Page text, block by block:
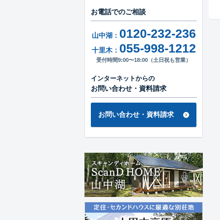
お電話でのご相談
山中湖： 0120-232-236
十里木： 055-998-1212
受付時間9:00〜18:00（土日祝も営業）
インターネットからの
お問い合わせ・資料請求
お問い合わせ・資料請求